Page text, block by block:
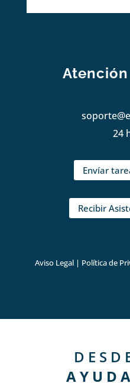
24
Envíar
Recibir
Aviso Legal | Política de